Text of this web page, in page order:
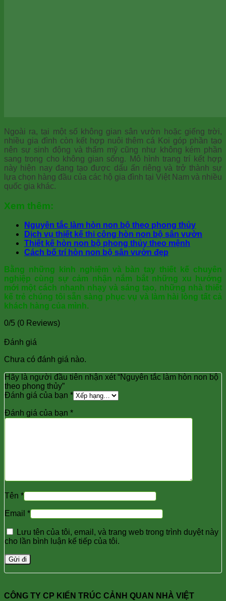
Ngoài ra, tại một số không gian sân vườn hoặc giếng trời,
nhiều gia đình còn kết hợp nuôi thêm cá Koi góp phần tạo
nên sự sinh động và thẩm mỹ cũng như không kém phần
sang trọng cho không gian sống. Mô hình trang trí kết hợp
này hiện nay đang tạo được dấu ấn riêng và trở thành sự
lựa chọn hàng đầu của các hộ gia đình tại Việt Nam và nhiều
quốc gia khác.
Xem thêm:
Nguyên tắc làm hòn non bộ theo phong thủy
Dịch vụ thiết kế thi công hòn non bộ sân vườn
Thiết kế hòn non bộ phong thủy theo mệnh
Cách bố trí hòn non bộ sân vườn đẹp
Bằng những kinh nghiệm và bàn tay thiết kế chuyên
nghiệp cùng sự cảm nhận nắm bắt những xu hướng
mới một cách nhanh nhạy và sáng tạo, những nhà thiết
kế trẻ chúng tôi sẵn sàng phục vụ và làm hài lòng tất cả
khách hàng của mình.
0/5 (0 Reviews)
Đánh giá
Chưa có đánh giá nào.
Hãy là người đầu tiên nhận xét “Nguyên tắc làm hòn non bộ
theo phong thủy”
Đánh giá của bạn *
Đánh giá của bạn *
Tên *
Email *
Lưu tên của tôi, email, và trang web trong trình duyệt này
cho lần bình luận kế tiếp của tôi.
CÔNG TY CP KIẾN TRÚC CẢNH QUAN NHÀ VIỆT